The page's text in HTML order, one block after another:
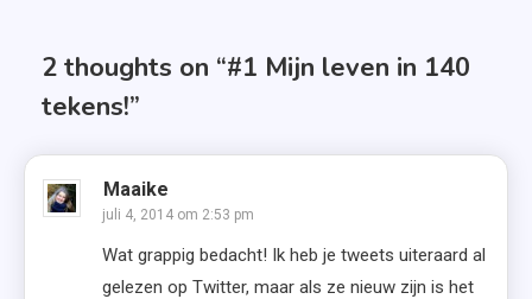
2 thoughts on “#1 Mijn leven in 140
tekens!”
Maaike
juli 4, 2014 om 2:53 pm
Wat grappig bedacht! Ik heb je tweets uiteraard al
gelezen op Twitter, maar als ze nieuw zijn is het